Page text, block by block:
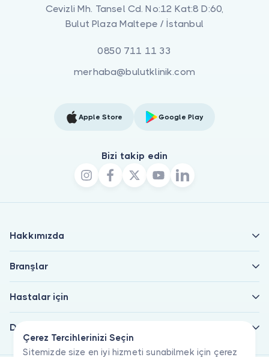
Çerez Tercihlerinizi Seçin
Sitemizde size en iyi hizmeti sunabilmek için çerez
Cevizli Mh. Tansel Cd. No:12 Kat:8 D:60,
Bulut Plaza Maltepe / İstanbul
0850 711 11 33
merhaba@bulutklinik.com
Apple Store Google Play
Bizi takip edin
Hakkımızda
Branşlar
Hastalar için
Doktorlar için